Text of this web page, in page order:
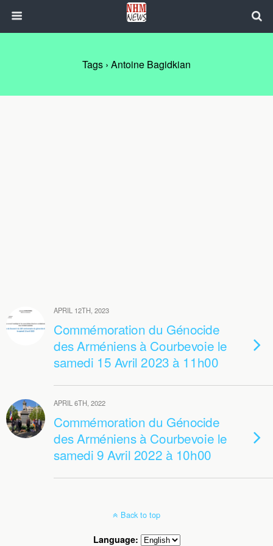
Tags › Antoine Bagidkian
APRIL 12TH, 2023
Commémoration du Génocide
des Arméniens à Courbevoie le
samedi 15 Avril 2023 à 11h00
APRIL 6TH, 2022
Commémoration du Génocide
des Arméniens à Courbevoie le
samedi 9 Avril 2022 à 10h00
Back to top
Language: